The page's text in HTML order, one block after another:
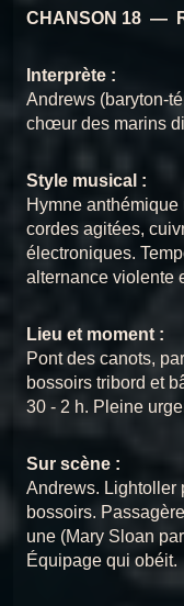
3
4
5
7
9
11
12
CHANSON 18 —
Interprète :
Andrews (baryton-
chœur des marins
Style musical :
Hymne
cordes agitées,
électroniques.
alternance violente
Lieu et moment :
Pont des canots,
bossoirs tribord et
30 - 2 h. Pleine
Sur scène :
Andrews. Lightoller
bossoirs.
une (Mary Sloan
Équipage qui obéit.